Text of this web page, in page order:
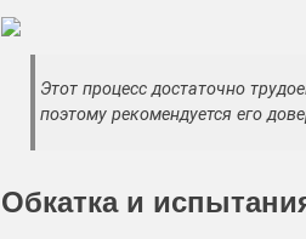
Этот процесс достаточно
поэтому рекомендуется его
Обкатка и